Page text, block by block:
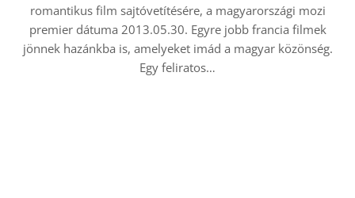
romantikus film sajtóvetítésére, a magyarországi mozi
premier dátuma 2013.05.30. Egyre jobb francia filmek
jönnek hazánkba is, amelyeket imád a magyar közönség.
Egy feliratos…